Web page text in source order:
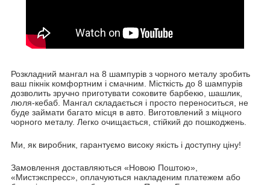
Розкладний мангал на 8 шампурів з чорного металу зробить
ваш пікнік комфортним і смачним. Місткість до 8 шампурів
дозволить зручно приготувати соковите барбекю, шашлик,
люля-кебаб. Мангал складається і просто переноситься, не
буде займати багато місця в авто. Виготовлений з міцного
чорного металу. Легко очищається, стійкий до пошкоджень.
Ми, як виробник, гарантуємо високу якість і доступну ціну!
Замовлення доставляються «Новою Поштою»,
«Мистэкспресс», оплачуються накладеним платежем або